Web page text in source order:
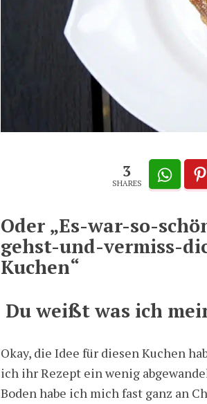
3
SHARES
Oder „Es-war-so-
gehst-und-vermiss-
Kuchen“
Du weißt was ich
Okay, die Idee für diesen Kuchen
ich ihr Rezept ein wenig
Boden habe ich mich fast ganz an